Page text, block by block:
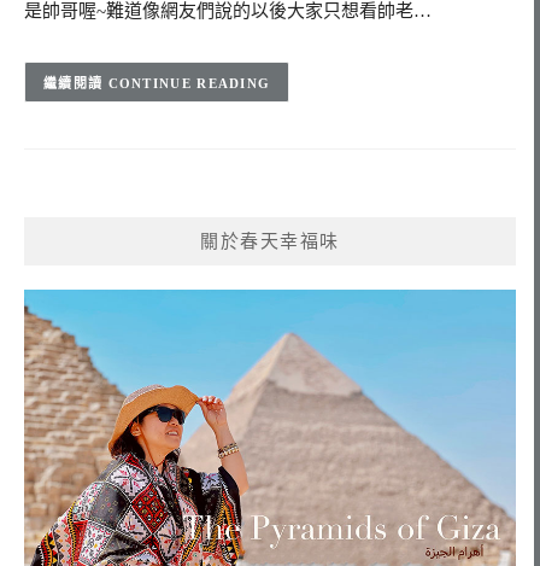
是帥哥喔~難道像網友們說的以後大家只想看帥老…
CONTINUE READING
關於春天幸福味